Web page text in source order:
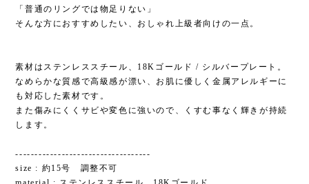
「普通のリングでは物足りない」
そんな方におすすめしたい、おしゃれ上級者向けの一点。
素材はステンレススチール、18Kゴールド / シルバープレート。
なめらかな質感で高級感が漂い、お肌に優しく金属アレルギーに
も対応した素材です。
また傷みにくくサビや変色に強いので、くすむ事なく輝きが持続
します。
-----------------------------------
size : 約15号 調整不可